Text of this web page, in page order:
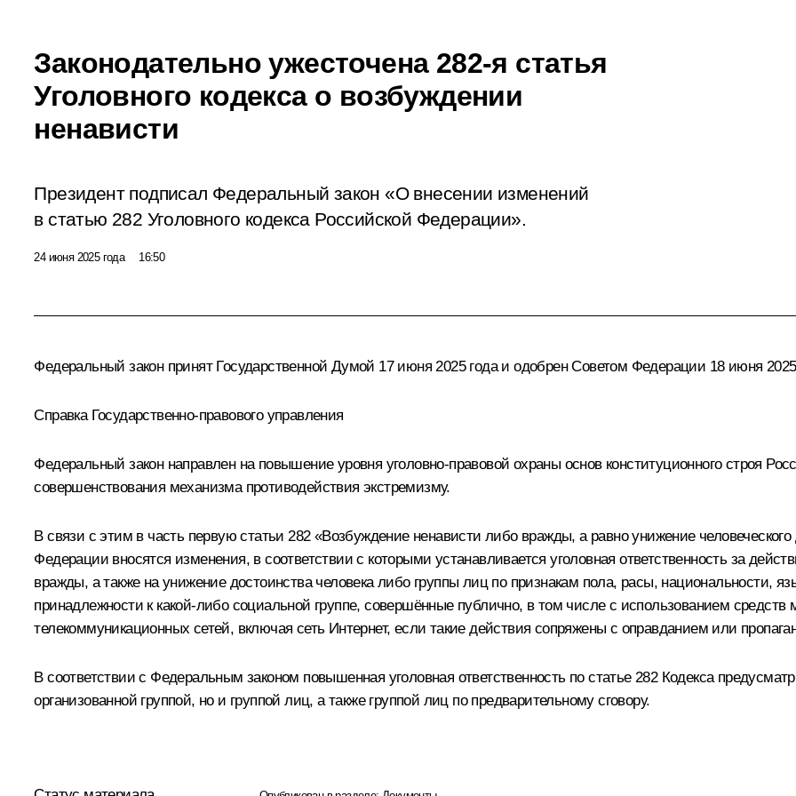
Законодательно ужесточена 282-я статья
Уголовного кодекса о возбуждении
ненависти
Президент подписал Федеральный закон «О внесении изменений
в статью 282 Уголовного кодекса Российской Федерации».
24 июня 2025 года 16:50
Федеральный закон принят Государственной Думой 17 июня 2025 года и одобрен Советом Федерации 18 июня
Справка Государственно-правового управления
Федеральный закон направлен на повышение уровня уголовно­-правовой охраны основ конституционного строя
совершенствования механизма противодействия экстремизму.
В связи с этим в часть первую статьи 282 «Возбуждение ненависти либо вражды, а равно унижение человеческого
Федерации вносятся изменения, в соответствии с которыми устанавливается уголовная ответственность за
вражды, а также на унижение достоинства человека либо группы лиц по признакам пола, расы, национальности,
принадлежности к какой-либо социальной группе, совершённые публично, в том числе с использованием
телекоммуникационных сетей, включая сеть Интернет, если такие действия сопряжены с оправданием или
В соответствии с Федеральным законом повышенная уголовная ответственность по статье 282 Кодекса
организованной группой, но и группой лиц, а также группой лиц по предварительному сговору.